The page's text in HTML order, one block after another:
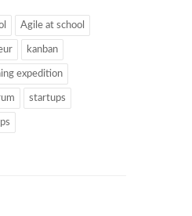
Agile at school
kanban
expedition
startups